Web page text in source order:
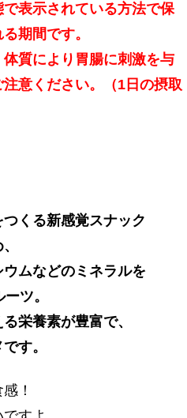
表示されている方法で保
期間です。
質により胃腸に刺激を与
意ください。（1日の摂取
くる新感覚スナック
ムなどのミネラルを
ツ。
栄養素が豊富で、
す。
！